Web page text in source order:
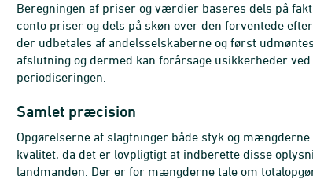
Beregningen af priser og værdier baseres dels på
conto priser og dels på skøn over den forventede
der udbetales af andelsselskaberne og først
afslutning og dermed kan forårsage usikkerheder ved
periodiseringen.
Samlet præcision
Opgørelserne af slagtninger både styk og mængderne
kvalitet, da det er lovpligtigt at indberette disse
landmanden. Der er for mængderne tale om